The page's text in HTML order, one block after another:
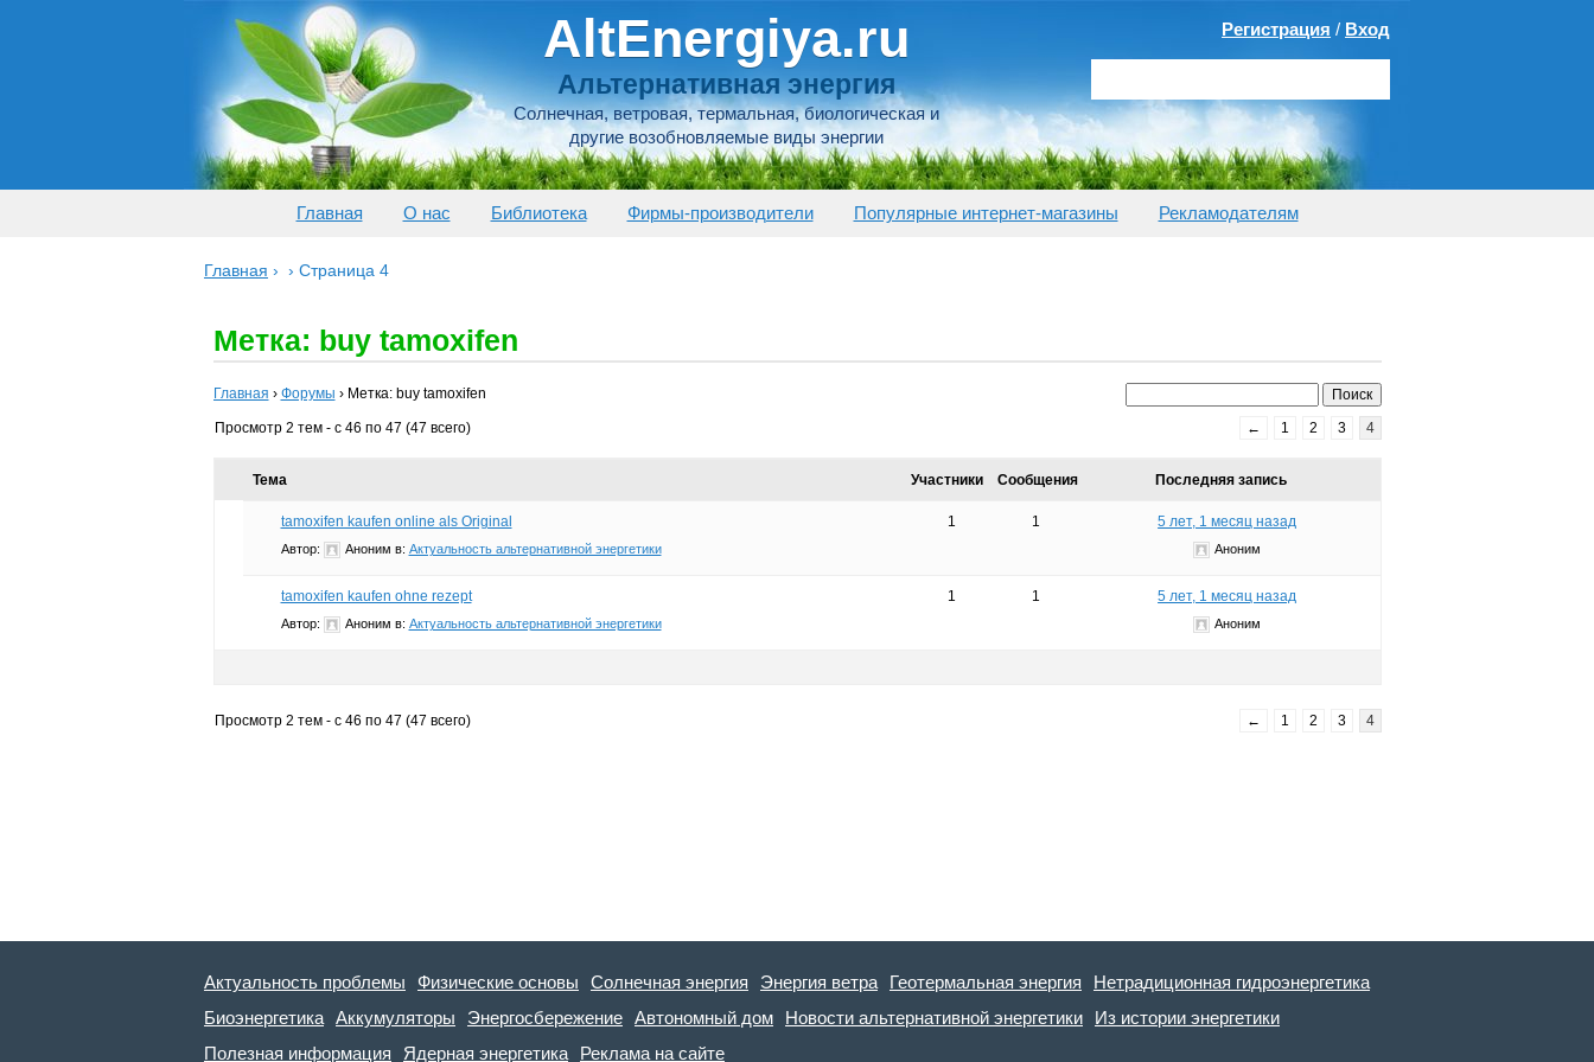
AltEnergiya.ru
Альтернативная энергия
Солнечная, ветровая, термальная, биологическая и
другие возобновляемые виды энергии
Регистрация / Вход
Главная О нас Библиотека Фирмы-производители Популярные интернет-магазины Рекламодателям
Главная › › Страница 4
Метка: buy tamoxifen
Главная › Форумы › Метка: buy tamoxifen
Просмотр 2 тем - с 46 по 47 (47 всего) ← 1 2 3 4
Тема Участники Сообщения Последняя запись
tamoxifen kaufen online als Original
Автор: Аноним в: Актуальность альтернативной энергетики
1 1 5 лет, 1 месяц назад
Аноним
tamoxifen kaufen ohne rezept
Автор: Аноним в: Актуальность альтернативной энергетики
1 1 5 лет, 1 месяц назад
Аноним
Просмотр 2 тем - с 46 по 47 (47 всего) ← 1 2 3 4
Актуальность проблемы Физические основы Солнечная энергия Энергия ветра Геотермальная энергия
Нетрадиционная гидроэнергетика
Биоэнергетика Аккумуляторы Энергосбережение Автономный дом Новости альтернативной энергетики
Из истории энергетики
Полезная информация
Ядерная энергетика Реклама на сайте